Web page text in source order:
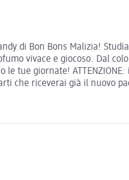
di Bon Bons Malizia!
vivace e giocoso. Dal
tue giornate!
che riceverai già il nuovo